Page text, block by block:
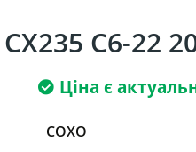
C6-22
Ціна є
COXO